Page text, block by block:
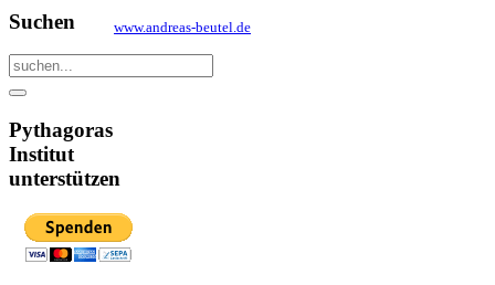
www.andreas-beutel.de
Suchen
Pythagoras
Institut
unterstützen